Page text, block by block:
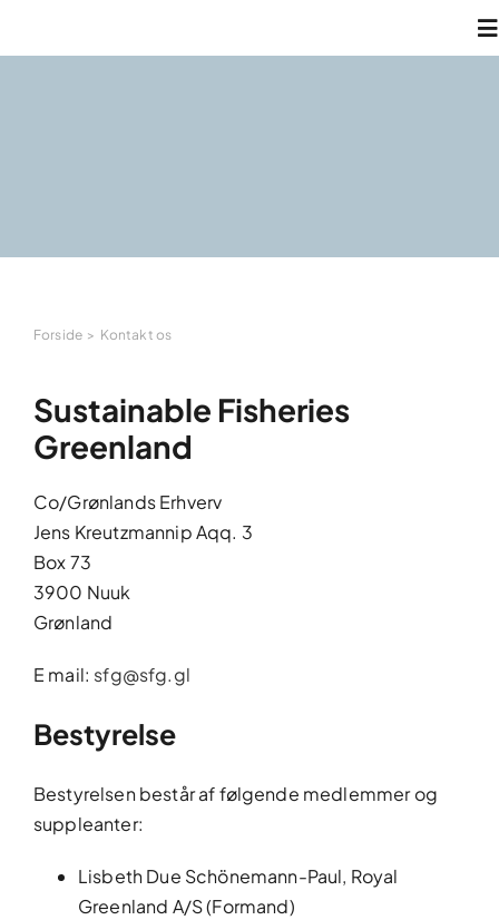
Forside Kontakt os
Sustainable Fisheries
Greenland
Co/Grønlands Erhverv
Jens Kreutzmannip Aqq. 3
Box 73
3900 Nuuk
Grønland
E mail: sfg@sfg.gl
Bestyrelse
Bestyrelsen består af følgende medlemmer og
suppleanter:
Lisbeth Due Schönemann-Paul, Royal
Greenland A/S (Formand)